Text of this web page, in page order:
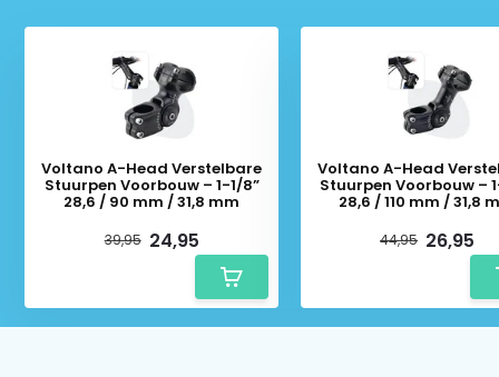
Voltano A-Head Verstelbare
Stuurpen Voorbouw – 1-1/8”
28,6 / 90 mm / 31,8 mm
39,95 24,95
Voltano A-Head
Stuurpen Voorbouw –
28,6 / 110 mm / 31,8
44,95 26,95